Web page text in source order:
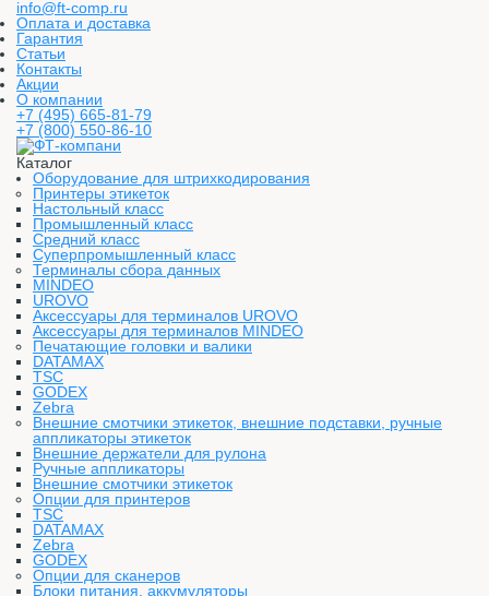
info@ft-comp.ru
Оплата и доставка
Гарантия
Статьи
Контакты
Акции
О компании
+7 (495) 665-81-79
+7 (800) 550-86-10
Каталог
Оборудование для штрихкодирования
Принтеры этикеток
Настольный класс
Промышленный класс
Средний класс
Суперпромышленный класс
Терминалы сбора данных
MINDEO
UROVO
Аксессуары для терминалов UROVO
Аксессуары для терминалов MINDEO
Печатающие головки и валики
DATAMAX
TSC
GODEX
Zebra
Внешние смотчики этикеток, внешние подставки, ручные
аппликаторы этикеток
Внешние держатели для рулона
Ручные аппликаторы
Внешние смотчики этикеток
Опции для принтеров
TSC
DATAMAX
Zebra
GODEX
Опции для сканеров
Блоки питания, аккумуляторы